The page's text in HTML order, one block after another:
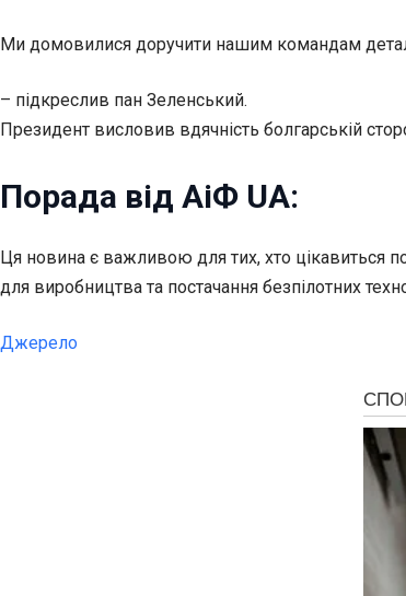
Ми домовилися доручити нашим командам
– підкреслив пан Зеленський.
Президент висловив вдячність болгарській
Порада від АіФ UA:
Ця новина є важливою для тих, хто цікавиться
для виробництва та постачання безпілотних
Джерело